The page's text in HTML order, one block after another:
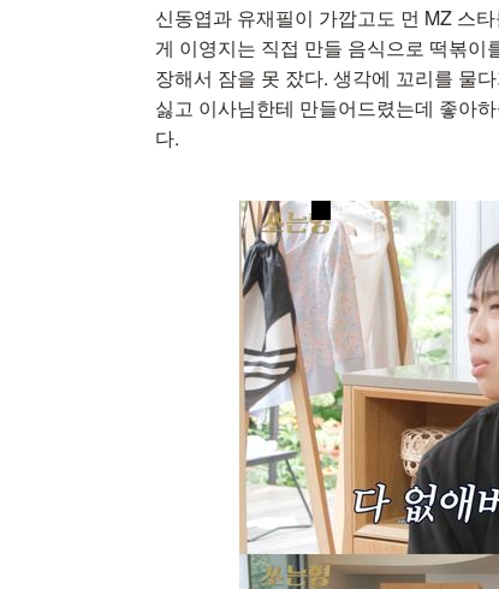
신동엽과 유재필이 가깝고도 먼 MZ 스
게 이영지는 직접 만들 음식으로 떡볶이
장해서 잠을 못 잤다. 생각에 꼬리를 물
싫고 이사님한테 만들어드렸는데 좋아
다.